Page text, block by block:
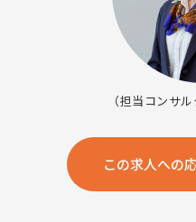
（担当コンサ
この求人への